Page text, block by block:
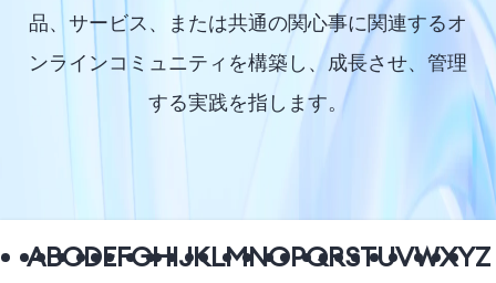
会社
品、サービス、または共通の関心事に関連するオ
ンラインコミュニティを構築し、成長させ、管理
する実践を指します。
ABCDEFGHIJKLMNOPQRSTUVWXYZ